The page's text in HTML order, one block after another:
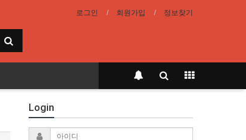
로그인 회원가입 정보찾기
Login